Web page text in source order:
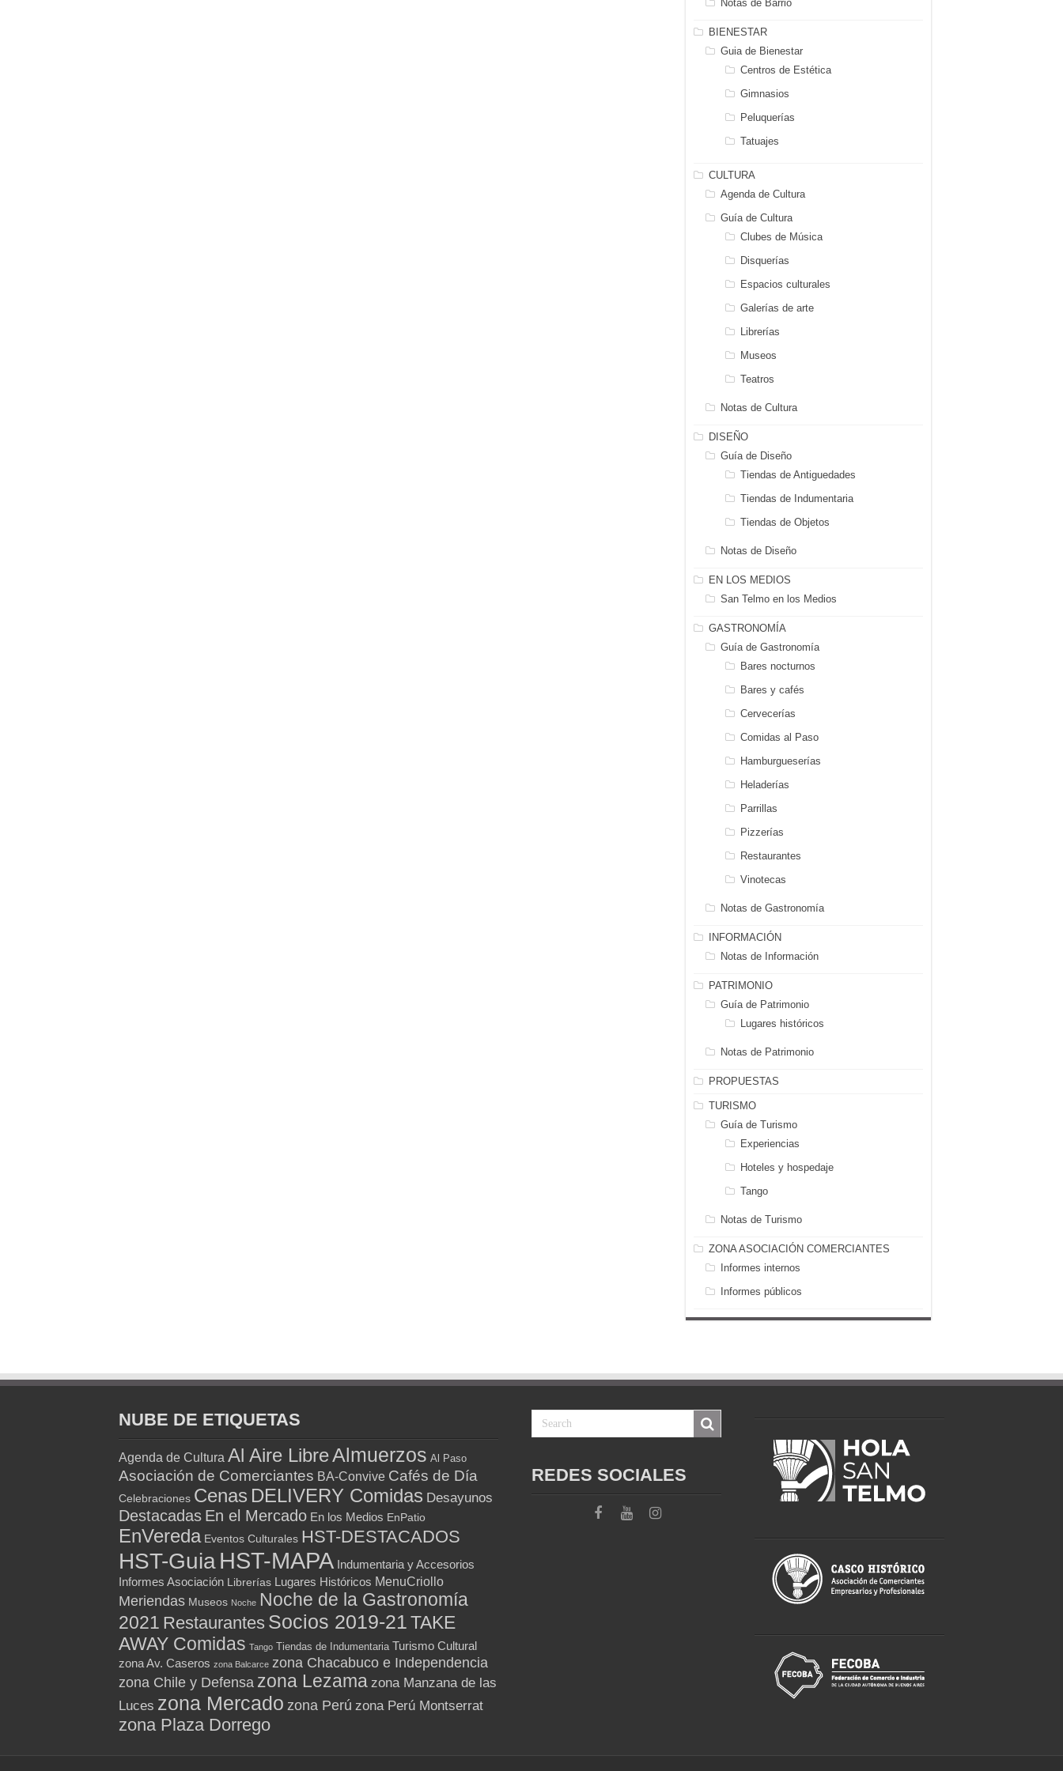
Notas de Barrio
BIENESTAR
Guia de Bienestar
Centros de Estética
Gimnasios
Peluquerías
Tatuajes
CULTURA
Agenda de Cultura
Guía de Cultura
Clubes de Música
Disquerías
Espacios culturales
Galerías de arte
Librerías
Museos
Teatros
Notas de Cultura
DISEÑO
Guía de Diseño
Tiendas de Antiguedades
Tiendas de Indumentaria
Tiendas de Objetos
Notas de Diseño
EN LOS MEDIOS
San Telmo en los Medios
GASTRONOMÍA
Guía de Gastronomía
Bares nocturnos
Bares y cafés
Cervecerías
Comidas al Paso
Hamburgueserías
Heladerías
Parrillas
Pizzerías
Restaurantes
Vinotecas
Notas de Gastronomía
INFORMACIÓN
Notas de Información
PATRIMONIO
Guía de Patrimonio
Lugares históricos
Notas de Patrimonio
PROPUESTAS
TURISMO
Guía de Turismo
Experiencias
Hoteles y hospedaje
Tango
Notas de Turismo
ZONA ASOCIACIÓN COMERCIANTES
Informes internos
Informes públicos
NUBE DE ETIQUETAS
Agenda de Cultura Al Aire LibreAlmuerzos Al Paso
Asociación de Comerciantes BA-Convive Cafés de Día
Celebraciones Cenas DELIVERY Comidas Desayunos
Destacadas En el Mercado En los Medios EnPatio
EnVereda Eventos Culturales HST-DESTACADOS
HST-Guia HST-MAPA Indumentaria y Accesorios
Informes Asociación Librerías Lugares Históricos MenuCriollo
Meriendas Museos Noche Noche de la Gastronomía
2021 Restaurantes Socios 2019-21TAKE
AWAY Comidas Tango Tiendas de Indumentaria Turismo Cultural
zona Av. Caseros zona Balcarce zona Chacabuco e Independencia
zona Chile y Defensa zona Lezama zona Manzana de las
Luces zona Mercado zona Perú zona Perú Montserrat
zona Plaza Dorrego
REDES SOCIALES